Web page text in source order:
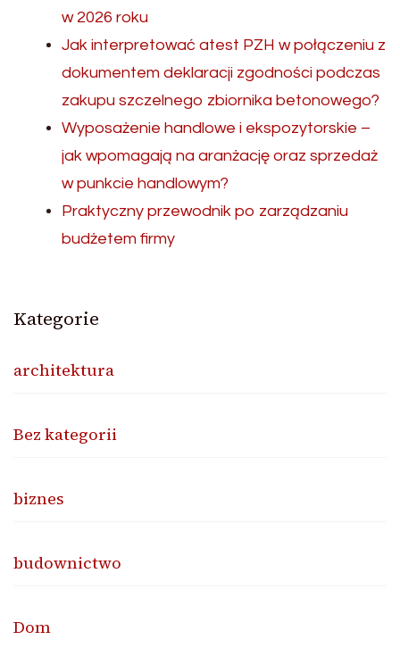
w 2026 roku
Jak interpretować atest PZH w połączeniu z
dokumentem deklaracji zgodności podczas
zakupu szczelnego zbiornika betonowego?
Wyposażenie handlowe i ekspozytorskie –
jak wpomagają na aranżację oraz sprzedaż
w punkcie handlowym?
Praktyczny przewodnik po zarządzaniu
budżetem firmy
Kategorie
architektura
Bez kategorii
biznes
budownictwo
Dom